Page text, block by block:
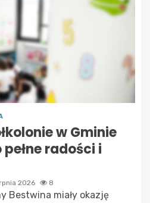
w Gminie
radości i
2026 8
Bestwina miały okazję